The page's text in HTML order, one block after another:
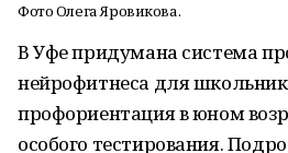
Фото Олега Яровикова.
В Уфе придумана система
нейрофитнеса для
профориентация в юном
особого тестирования.